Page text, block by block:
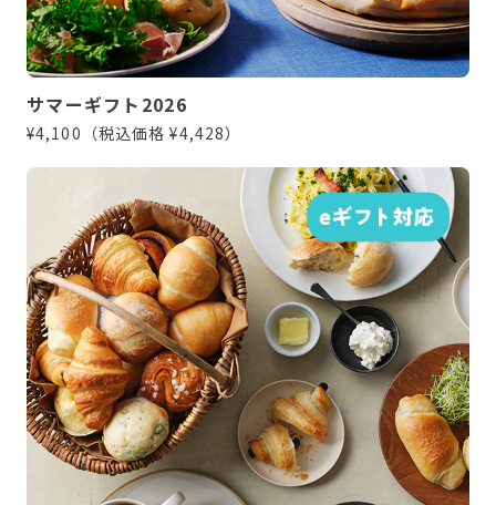
サマーギフト2026
¥4,100（税込価格 ¥4,428）